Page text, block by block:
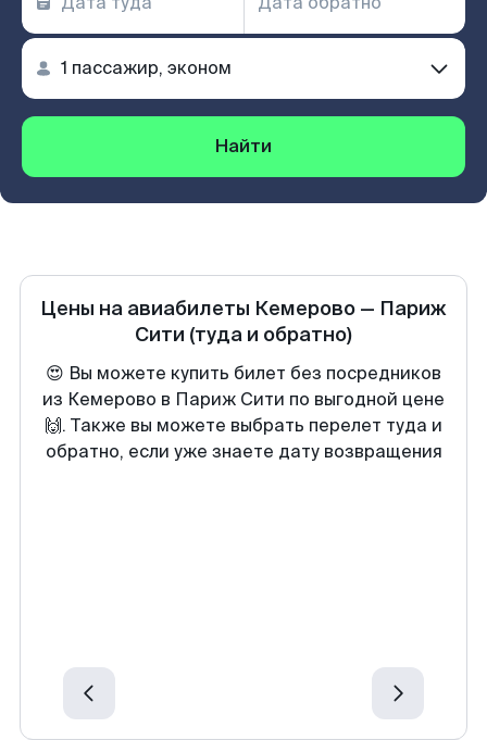
Найти
Цены на авиабилеты Кемерово — Париж
Сити (туда и обратно)
😍 Вы можете купить билет без посредников
из Кемерово в Париж Сити по выгодной цене
🙌. Также вы можете выбрать перелет туда и
обратно, если уже знаете дату возвращения